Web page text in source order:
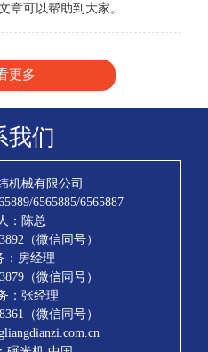
章可以帮助到大家。
更多
我们
机械有限公司
6565885/6565887
：陈总
（微信同号）
：房经理
（微信同号）
：张经理
（微信同号）